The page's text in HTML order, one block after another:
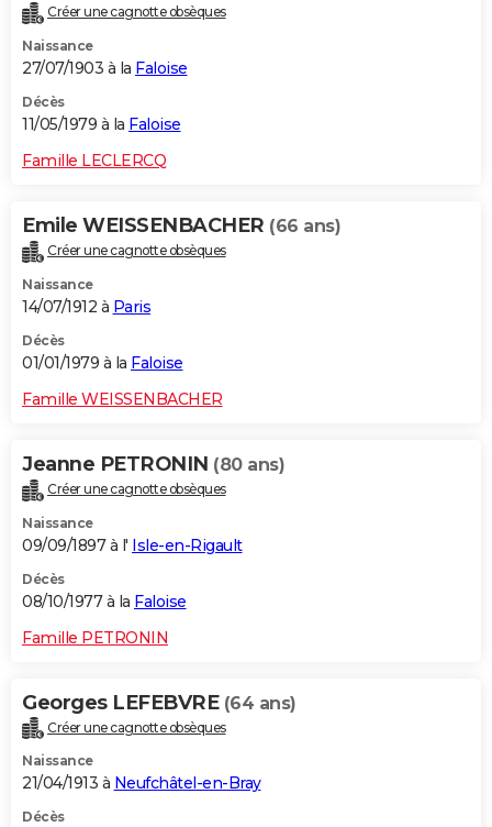
Créer une cagnotte obsèques
Naissance
27/07/1903 à la Faloise
Décès
11/05/1979 à la Faloise
Famille LECLERCQ
Emile WEISSENBACHER (66 ans)
Créer une cagnotte obsèques
Naissance
14/07/1912 à Paris
Décès
01/01/1979 à la Faloise
Famille WEISSENBACHER
Jeanne PETRONIN (80 ans)
Créer une cagnotte obsèques
Naissance
09/09/1897 à l' Isle-en-Rigault
Décès
08/10/1977 à la Faloise
Famille PETRONIN
Georges LEFEBVRE (64 ans)
Créer une cagnotte obsèques
Naissance
21/04/1913 à Neufchâtel-en-Bray
Décès